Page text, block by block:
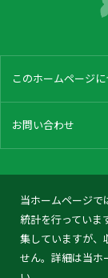
当ホームページ
統計を行っていま
集していますが、
せん。詳細は当ホ
このホームページ
お問い合わせ